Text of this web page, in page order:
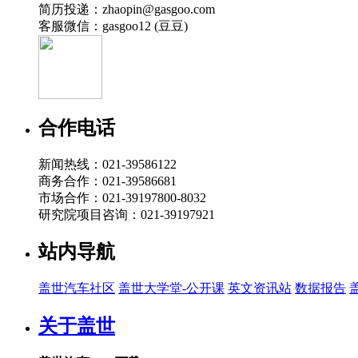
简历投递：zhaopin@gasgoo.com
客服微信：gasgoo12 (豆豆)
合作电话
新闻热线：021-39586122
商务合作：021-39586681
市场合作：021-39197800-8032
研究院项目咨询：021-39197921
站内导航
盖世汽车社区 盖世大学堂-公开课 英文资讯站 数据报告
关于盖世